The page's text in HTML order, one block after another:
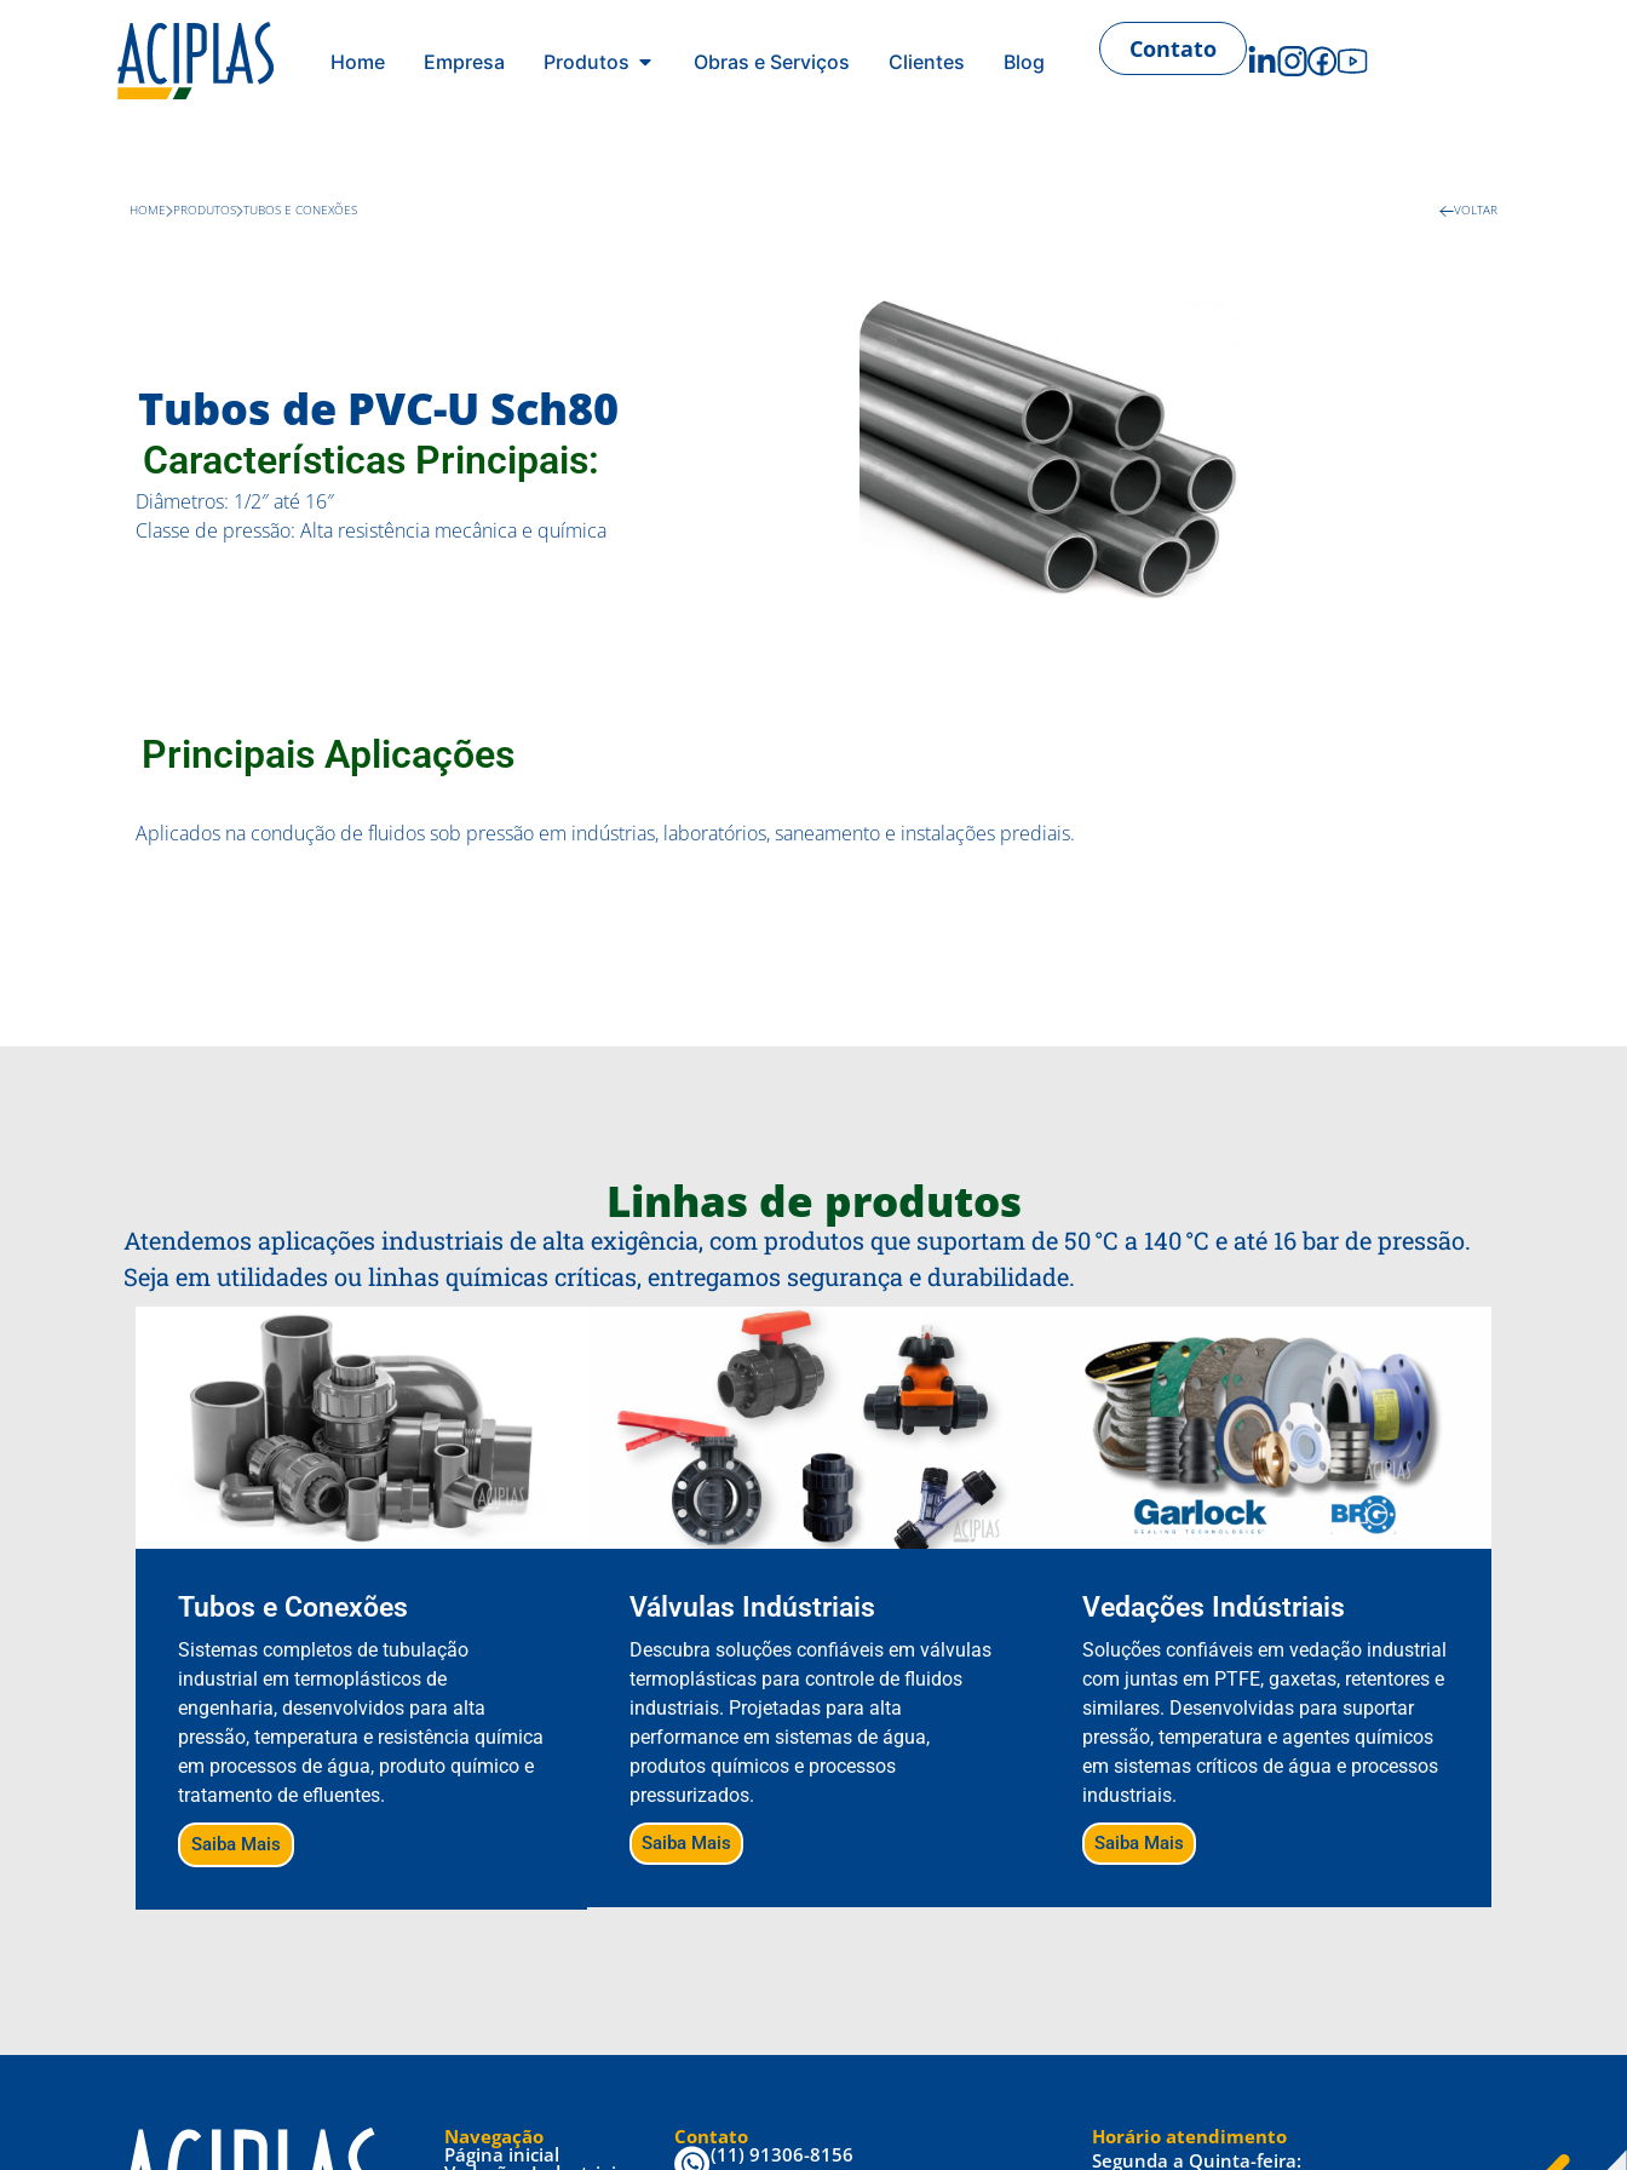
Home Empresa Produtos Obras e Serviços Clientes Blog Contato
HOME PRODUTOS TUBOS E CONEXÕES VOLTAR
Tubos de PVC-U Sch80
Características Principais:
Diâmetros: 1/2″ até 16″
Classe de pressão: Alta resistência mecânica e química
Principais Aplicações
Aplicados na condução de fluidos sob pressão em indústrias, laboratórios, saneamento e instalações prediais.
Linhas de produtos
Atendemos aplicações industriais de alta exigência, com produtos que suportam de 50 °C a 140 °C e até 16 bar de pressão.
Seja em utilidades ou linhas químicas críticas, entregamos segurança e durabilidade.
Tubos e Conexões
Sistemas completos de tubulação
industrial em termoplásticos de
engenharia, desenvolvidos para alta
pressão, temperatura e resistência química
em processos de água, produto químico e
tratamento de efluentes.
Saiba Mais
Válvulas Indústriais
Descubra soluções confiáveis em válvulas
termoplásticas para controle de fluidos
industriais. Projetadas para alta
performance em sistemas de água,
produtos químicos e processos
pressurizados.
Saiba Mais
Vedações Indústriais
Soluções confiáveis em vedação industrial
com juntas em PTFE, gaxetas, retentores e
similares. Desenvolvidas para suportar
pressão, temperatura e agentes químicos
em sistemas críticos de água e processos
industriais.
Saiba Mais
Navegação
Página inicial
Contato
(11) 91306-8156
Horário atendimento
Segunda a Quinta-feira: